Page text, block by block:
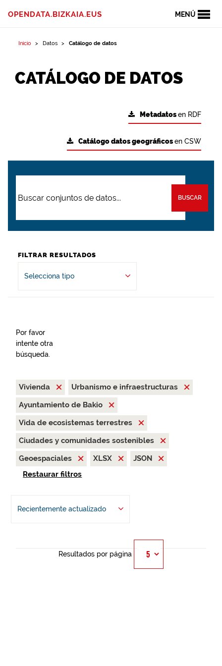
MENÚ
OPENDATA.BIZKAIA.EUS
Inicio Datos Catálogo de datos
CATÁLOGO DE DATOS
Metadatosen RDF
Catálogo datos geográficosen CSW
BUSCAR
FILTRAR RESULTADOS
Selecciona tipo
Por favor
intente otra
búsqueda.
Vivienda
Urbanismo e infraestructuras
Ayuntamiento de Bakio
Vida de ecosistemas terrestres
Ciudades y comunidades sostenibles
Geoespaciales
XLSX
JSON
Restaurar filtros
Recientemente actualizado
Resultados por página